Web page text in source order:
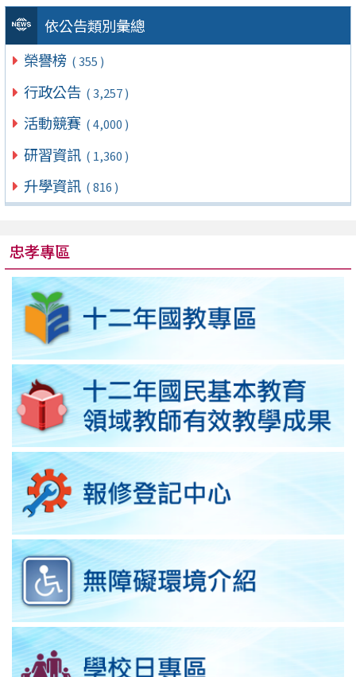
依公告類別彙總
榮譽榜 ( 355 )
行政公告 ( 3,257 )
活動競賽 ( 4,000 )
研習資訊 ( 1,360 )
升學資訊 ( 816 )
忠孝專區